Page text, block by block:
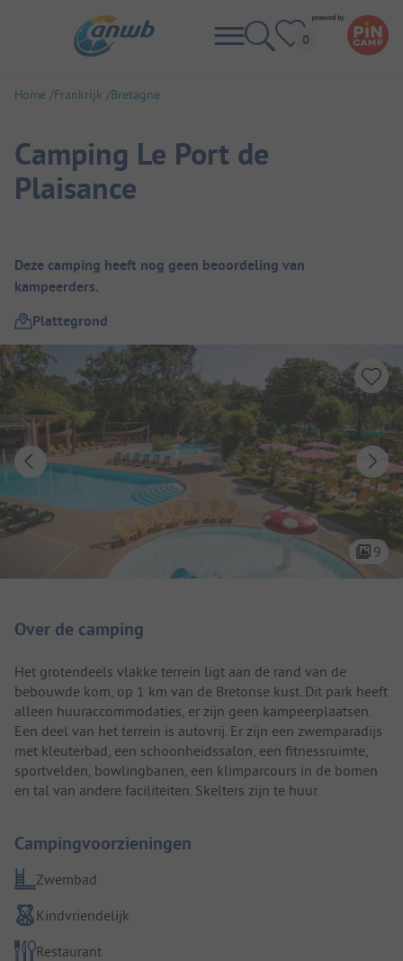
Home Frankrijk Bretagne
Camping Le Port de
Plaisance
Camping overzicht
Deze camping heeft nog geen beoordeling van
kampeerders.
Plattegrond
9
Over de camping
Het grotendeels vlakke terrein ligt aan de rand van de
bebouwde kom, op 1 km van de Bretonse kust. Dit park heeft
alleen huuraccommodaties, er zijn geen kampeerplaatsen.
Een deel van het terrein is autovrij. Er zijn een zwemparadijs
met kleuterbad, een schoonheidssalon, een fitnessruimte,
sportvelden, bowlingbanen, een klimparcours in de bomen
en tal van andere faciliteiten. Skelters zijn te huur.
Campingvoorzieningen
Zwembad
Kindvriendelijk
Restaurant